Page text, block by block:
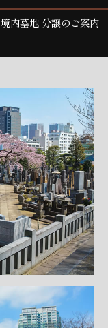
境内墓地 分譲のご案内